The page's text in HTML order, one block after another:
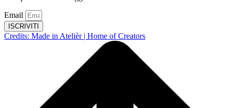
Email
ISCRIVITI
Credits: Made in Atelièr | Home of Creators